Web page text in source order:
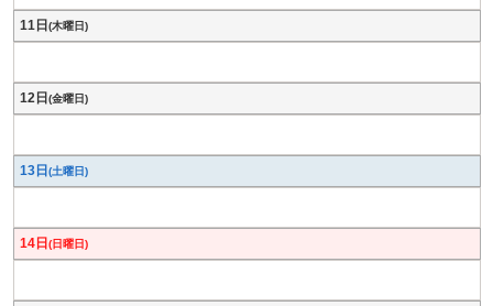
11日 (木曜日)
12日 (金曜日)
13日 (土曜日)
14日 (日曜日)